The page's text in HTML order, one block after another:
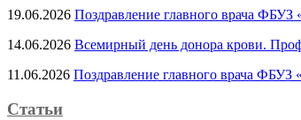
19.06.2026 Поздравление главного врача
14.06.2026 Всемирный день донора крови.
11.06.2026 Поздравление главного врача
Статьи